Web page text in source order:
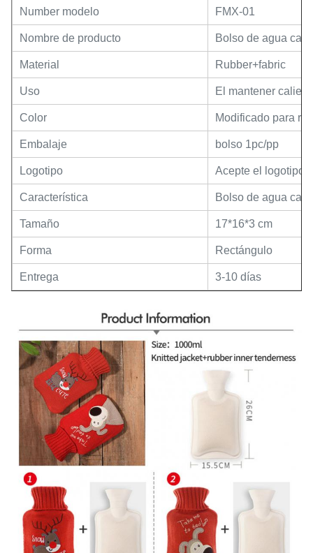
Number modelo FMX-01
Nombre de producto Bolso de agua
Material Rubber+fabric
Uso El mantener
Color Modificado para
Embalaje bolso 1pc/pp
Logotipo Acepte el logotipo
Característica Bolso de agua
Tamaño 17*16*3 cm
Forma Rectángulo
Entrega 3-10 días